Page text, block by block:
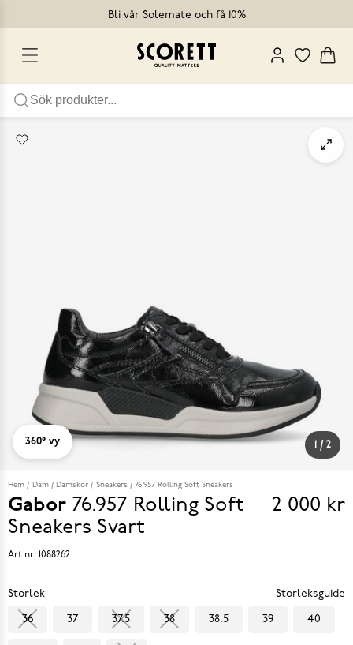
Bli vår Solemate och få 10%
/ 2
360° vy
Hem Dam Damskor Sneakers 76.957 Rolling Soft Sneakers
Gabor 76.957 Rolling Soft
Sneakers Svart
Pris
2 000 kr
Art nr: 1088262
Storlek Storleksguide
36 37 37.5 38 38.5 39 40